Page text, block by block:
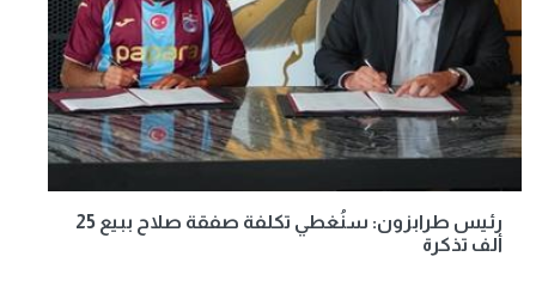
رئيس طرابزون: سنُغطي تكلفة صفقة صلاح ببيع 25
ألف تذكرة